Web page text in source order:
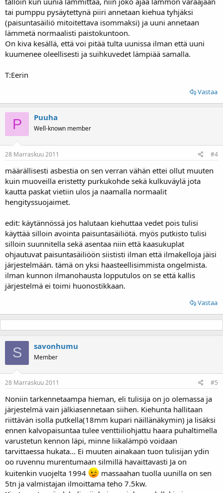
tai pumppu pysäytettynä piiri annetaan kiehua tyhjäksi
(paisuntasäiliö mitoitettava isommaksi) ja uuni annetaan
lämmetä normaalisti paistokuntoon.
On kiva kesällä, että voi pitää tulta uunissa ilman että uuni
kuumenee oleellisesti ja suihkuvedet lämpiää samalla.
T:Eerin
Vastaa
P Puuha
Well-known member
28 Marraskuu 2011 #4
määrällisesti asbestia on sen verran vähän ettei ollut muuten
kuin muoveilla eristetty purkukohde sekä kulkuväylä jota
kautta paskat vietiin ulos ja naamalla normaalit
hengityssuojaimet.
edit: käytännössä jos halutaan kiehuttaa vedet pois tulisi
käyttää silloin avointa paisuntasäiliötä. myös putkisto tulisi
silloin suunnitella sekä asentaa niin että kaasukuplat
ohjautuvat paisuntasäiliöön siististi ilman että ilmakelloja jäisi
järjestelmään. tämä on yksi haasteellisimmista ongelmista.
ilman kunnon ilmanohausta lopputulos on se että kallis
järjestelmä ei toimi huonostikkaan.
Vastaa
S savonhumu
Member
28 Marraskuu 2011 #5
Noniin tarkennetaampa hieman, eli tulisija on jo olemassa ja
järjestelmä vain jälkiasennetaan siihen. Kiehunta hallitaan
riittävän isolla putkella(18mm kupari näillänäkymin) ja lisäksi
ennen kalvopaisuntaa tulee venttiiliohjattu haara puhaltimella
varustetun kennon läpi, minne liikalämpö voidaan
tarvittaessa hukata... Ei muuten ainakaan tuon tulisijan ydin
oo ruvennu murentumaan silmillä havaittavasti Ja on
kuitenkin vuojelta 1994
massaahan tuolla uunilla on sen
5tn ja valmistajan ilmoittama teho 7.5kw.